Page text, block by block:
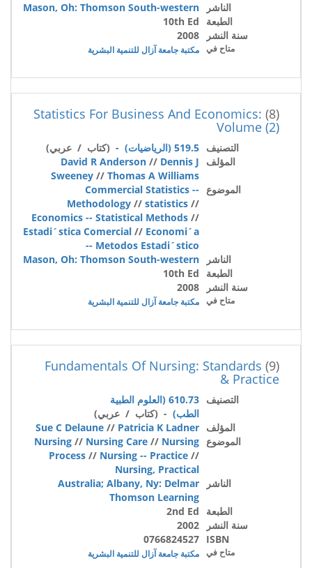
الناشر
Mason, Oh: Thomson South-western
الطبعة
10th Ed
سنة النشر
2008
متاح في مكتبة جامعة آزال للتنمية البشرية
(8)
Statistics For Business And Economics:
Volume (2)
التصنيف 519.5 (الرياضيات)
- (كتاب / عربي)
المؤلف
David R Anderson // Dennis J
Sweeney // Thomas A Williams
الموضوع Commercial Statistics --
Methodology // statistics //
Economics -- Statistical Methods //
Estadi´stica Comercial // Economi´a
-- Metodos Estadi´stico
الناشر
Mason, Oh: Thomson South-western
الطبعة
10th Ed
سنة النشر
2008
متاح في مكتبة جامعة آزال للتنمية البشرية
(9)
Fundamentals Of Nursing: Standards
& Practice
التصنيف
610.73 (العلوم الطبية
الطب) - (كتاب / عربي)
المؤلف
Sue C Delaune // Patricia K Ladner
الموضوع
Nursing // Nursing Care // Nursing
Process // Nursing -- Practice //
Nursing, Practical
الناشر
Australia; Albany, Ny: Delmar
Thomson Learning
الطبعة
2nd Ed
سنة النشر
2002
ISBN
0766824527
متاح في مكتبة جامعة آزال للتنمية البشرية